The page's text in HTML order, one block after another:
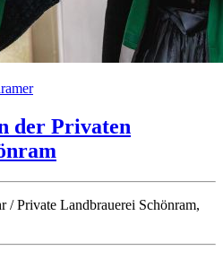
der Privaten
/ Private Landbrauerei Schönram,